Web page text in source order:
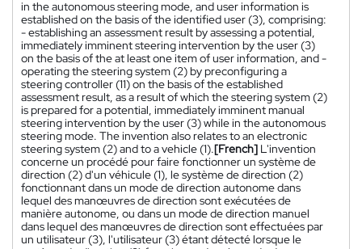
in the autonomous steering mode, and user information is
established on the basis of the identified user (3), comprising:
- establishing an assessment result by assessing a potential,
immediately imminent steering intervention by the user (3)
on the basis of the at least one item of user information, and -
operating the steering system (2) by preconfiguring a
steering controller (11) on the basis of the established
assessment result, as a result of which the steering system (2)
is prepared for a potential, immediately imminent manual
steering intervention by the user (3) while in the autonomous
steering mode. The invention also relates to an electronic
steering system (2) and to a vehicle (1).[French] L'invention
concerne un procédé pour faire fonctionner un système de
direction (2) d'un véhicule (1), le système de direction (2)
fonctionnant dans un mode de direction autonome dans
lequel des manœuvres de direction sont exécutées de
manière autonome, ou dans un mode de direction manuel
dans lequel des manœuvres de direction sont effectuées par
un utilisateur (3), l'utilisateur (3) étant détecté lorsque le